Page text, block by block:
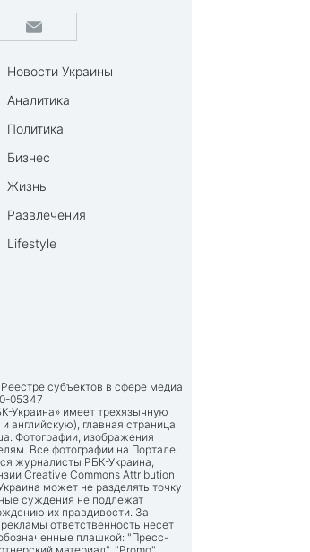
Новости Украины
Аналитика
Политика
Бизнес
Жизнь
Развлечения
Lifestyle
субъектов в сфере медиа
05347
Украина» имеет трехязычную
английскую), главная страница
. Фотографии, изображения
Все фотографии на Портале,
журналисты РБК-Украина,
Creative Commons Attribution
может не разделять точку
суждения не подлежат
их правдивости. За
ответственность несет
плашкой: "Пресс-